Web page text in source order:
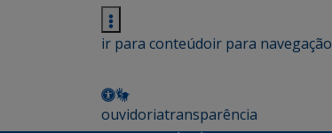
ir para conteúdoir para navegação
ouvidoriatransparência